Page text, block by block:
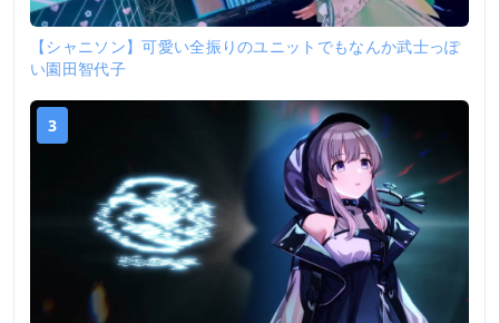
【シャニソン】可愛い全振りのユニットでもなんか武士っぽ
い園田智代子
3